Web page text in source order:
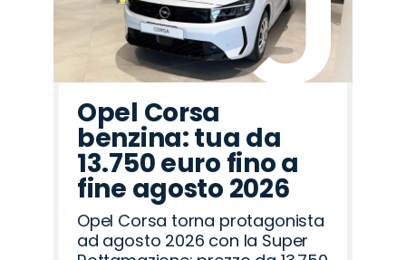
Opel Corsa
benzina: tua da
13.750 euro fino a
fine agosto 2026
Opel Corsa torna protagonista
ad agosto 2026 con la Super